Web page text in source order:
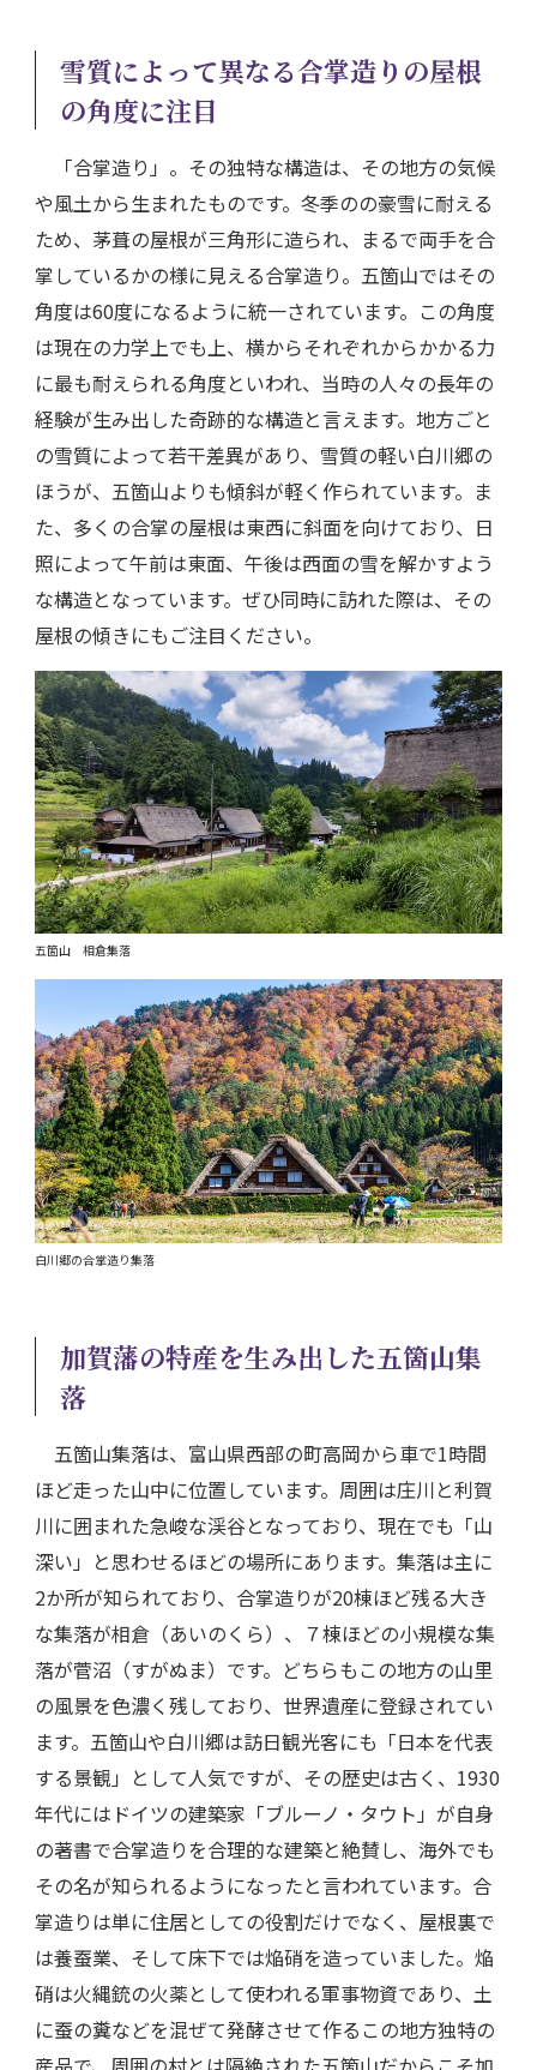
雪質によって異なる合掌造りの屋根
の角度に注目
「合掌造り」。その独特な構造は、その地方の気候
や風土から生まれたものです。冬季のの豪雪に耐える
ため、茅葺の屋根が三角形に造られ、まるで両手を合
掌しているかの様に見える合掌造り。五箇山ではその
角度は60度になるように統一されています。この角度
は現在の力学上でも上、横からそれぞれからかかる力
に最も耐えられる角度といわれ、当時の人々の長年の
経験が生み出した奇跡的な構造と言えます。地方ごと
の雪質によって若干差異があり、雪質の軽い白川郷の
ほうが、五箇山よりも傾斜が軽く作られています。ま
た、多くの合掌の屋根は東西に斜面を向けており、日
照によって午前は東面、午後は西面の雪を解かすよう
な構造となっています。ぜひ同時に訪れた際は、その
屋根の傾きにもご注目ください。
五箇山 相倉集落
白川郷の合掌造り集落
加賀藩の特産を生み出した五箇山集
落
五箇山集落は、富山県西部の町高岡から車で1時間
ほど走った山中に位置しています。周囲は庄川と利賀
川に囲まれた急峻な渓谷となっており、現在でも「山
深い」と思わせるほどの場所にあります。集落は主に
2か所が知られており、合掌造りが20棟ほど残る大き
な集落が相倉（あいのくら）、７棟ほどの小規模な集
落が菅沼（すがぬま）です。どちらもこの地方の山里
の風景を色濃く残しており、世界遺産に登録されてい
ます。五箇山や白川郷は訪日観光客にも「日本を代表
する景観」として人気ですが、その歴史は古く、1930
年代にはドイツの建築家「ブルーノ・タウト」が自身
の著書で合掌造りを合理的な建築と絶賛し、海外でも
その名が知られるようになったと言われています。合
掌造りは単に住居としての役割だけでなく、屋根裏で
は養蚕業、そして床下では焔硝を造っていました。焔
硝は火縄銃の火薬として使われる軍事物資であり、土
に蚕の糞などを混ぜて発酵させて作るこの地方独特の